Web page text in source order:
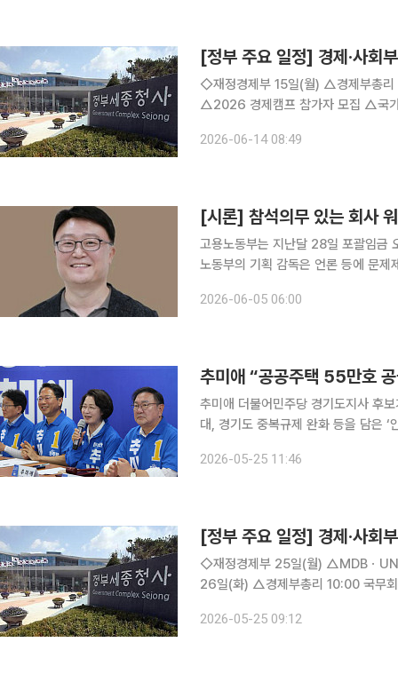
[정부 주요 일정] 경제·사
◇재정경제부 15일(월) △경제부총리 10:00 국토공간대전환 범정부 추진협의회(서울청사)
△2026 경제캠프 참가자 모집 △국가데이터처, 아시아·태평양 지역 범죄통계 담당자 초청 연수 실
미) △경제발전경험공유사업(KSP)
2026-06-14 08:49
[시론] 참석의무 있는 회사
고용노동부는 지난달 28일 포괄임금
노동부의 기획 감독은 언론 등에 문제
이 중 실제 포괄임금을 이유로 연장·
2026-06-05 06:00
추미애 “공공주택 55만호
추미애 더불어민주당 경기도지사 후
대, 경기도 중복규제 완화 등을 담은 ‘안심주
2026-05-25 11:46
[정부 주요 일정] 경제·사
◇재정경제부 25일(월) △MDBㆍUN과 함께하는 AI 개발협력, 한국형 AI 현장을 국제사회와 공유
26일(화) △경제부총리 10:00 국무회의(청와대) △통계(리서치) 조사에 「간편나라통계」 활용하세
재 육성 △국가데이터처장, 데이터
2026-05-25 09:12